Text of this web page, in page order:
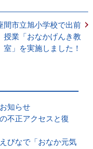
間市立旭小学校で出前
授業「おなかげんき教
室」を実施しました！
知らせ
不正アクセスと復
びなで「おなか元気